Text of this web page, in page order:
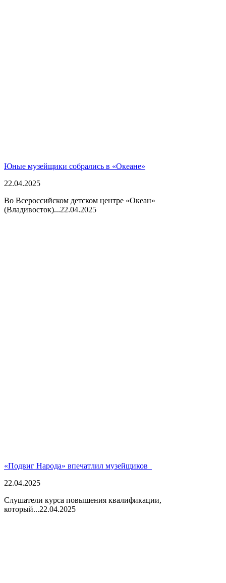
Юные музейщики собрались в «Океане»
22.04.2025
Во Всероссийском детском центре «Океан»
(Владивосток)...22.04.2025
«Подвиг Народа» впечатлил музейщиков
22.04.2025
Слушатели курса повышения квалификации,
который...22.04.2025